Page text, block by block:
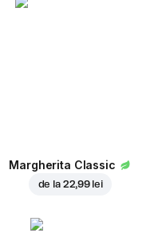
Margherita Classic
de la 22,99 lei